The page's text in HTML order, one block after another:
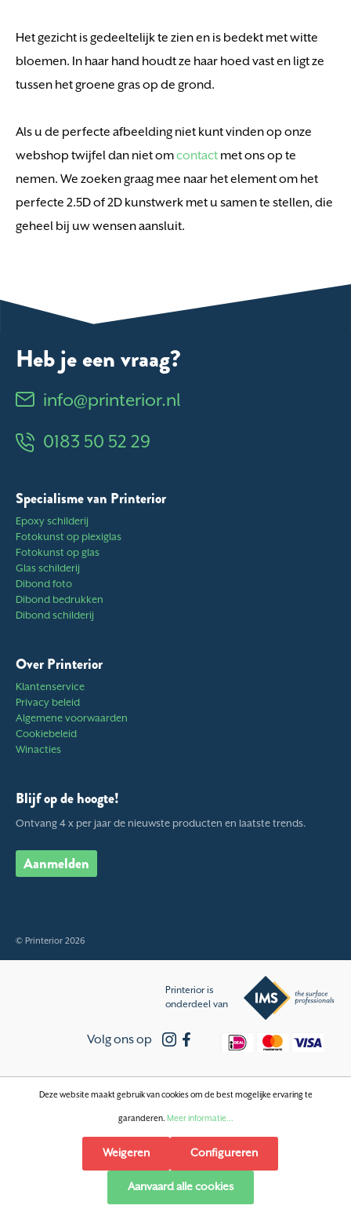
Het gezicht is gedeeltelijk te zien en is bedekt met witte
bloemen. In haar hand houdt ze haar hoed vast en ligt ze
tussen het groene gras op de grond.
Als u de perfecte afbeelding niet kunt vinden op onze
webshop twijfel dan niet omcontact met ons op te
nemen. We zoeken graag mee naar het element om het
perfecte 2.5D of 2D kunstwerk met u samen te stellen, die
geheel bij uw wensen aansluit.
Heb je een vraag?
info@printerior.nl
0183 50 52 29
Specialisme van Printerior
Epoxy schilderij
Fotokunst op plexiglas
Fotokunst op glas
Glas schilderij
Dibond foto
Dibond bedrukken
Dibond schilderij
Over Printerior
Klantenservice
Privacy beleid
Algemene voorwaarden
Cookiebeleid
Winacties
Blijf op de hoogte!
Ontvang 4 x per jaar de nieuwste producten en laatste trends.
Aanmelden
© Printerior 2026
Printerior is
onderdeel van
Volg ons op
Deze website maakt gebruik van cookies om de best mogelijke ervaring te
garanderen. Meer informatie...
Weigeren Configureren
Aanvaard alle cookies